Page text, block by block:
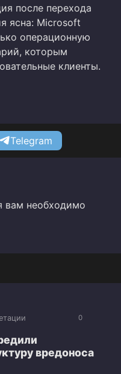
после перехода
ясна: Microsoft
операционную
которым
клиенты.
Telegram
вам необходимо
0
вредоноса